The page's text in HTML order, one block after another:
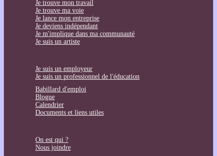
Je trouve mon travail
Je trouve ma voie
Je lance mon entreprise
Je deviens indépendant
Je m'implique dans ma communauté
Je suis un artiste
Je suis un employeur
Je suis un professionnel de l'éducation
Babillard d'emploi
Blogue
Calendrier
Documents et liens utiles
On est qui ?
Nous joindre